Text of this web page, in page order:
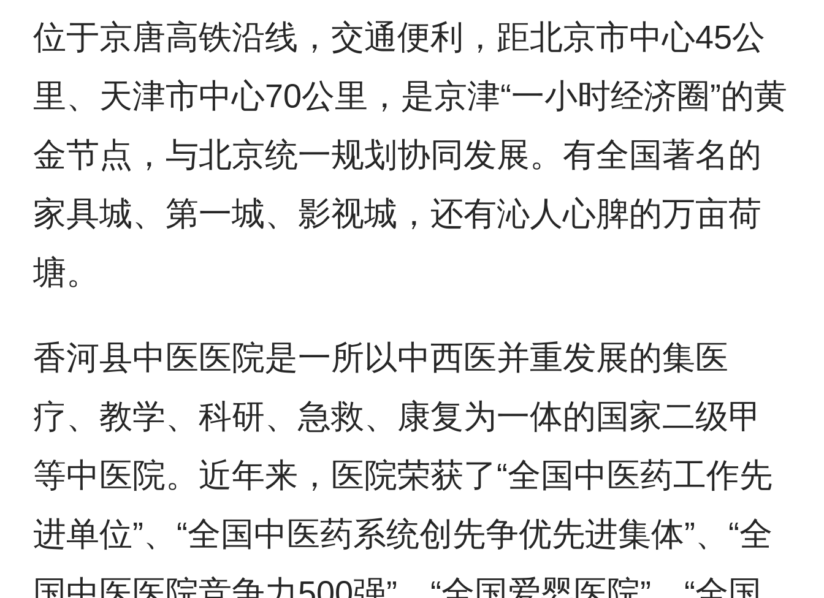
位于京唐高铁沿线，交通便利，距北京市中心45公
里、天津市中心70公里，是京津“一小时经济圈”的黄
金节点，与北京统一规划协同发展。有全国著名的
家具城、第一城、影视城，还有沁人心脾的万亩荷
塘。
香河县中医医院是一所以中西医并重发展的集医
疗、教学、科研、急救、康复为一体的国家二级甲
等中医院。近年来，医院荣获了“全国中医药工作先
进单位”、“全国中医药系统创先争优先进集体”、“全